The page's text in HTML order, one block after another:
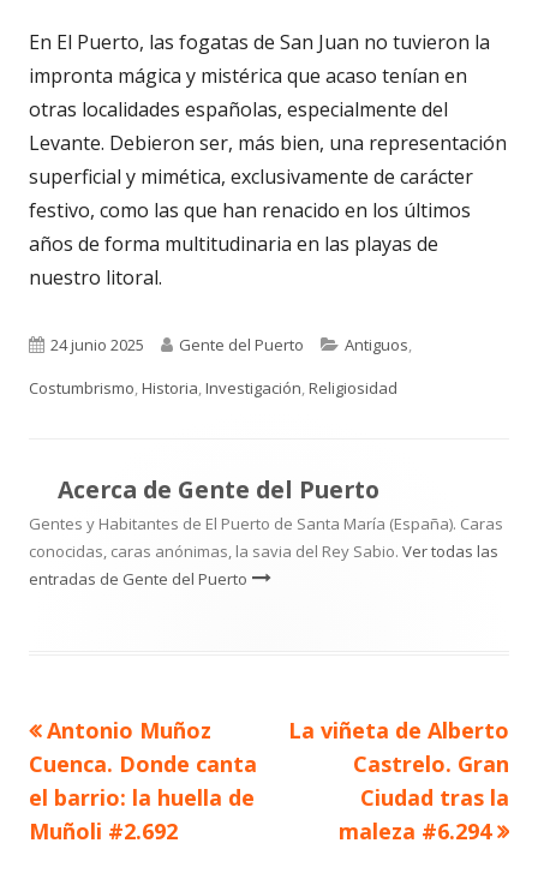
En El Puerto, las fogatas de San Juan no tuvieron la
impronta mágica y mistérica que acaso tenían en
otras localidades españolas, especialmente del
Levante. Debieron ser, más bien, una representación
superficial y mimética, exclusivamente de carácter
festivo, como las que han renacido en los últimos
años de forma multitudinaria en las playas de
nuestro litoral.
Publicado
el
24 junio 2025 Autor
Gente del Puerto Categorías
Antiguos,
Costumbrismo,Historia,Investigación,Religiosidad
Acerca de Gente del Puerto
Gentes y Habitantes de El Puerto de Santa María (España). Caras
conocidas, caras anónimas, la savia del Rey Sabio. Ver todas las
entradas de Gente del Puerto
Navegación
de
entradas
Artículo
anterior
Antonio Muñoz
Cuenca. Donde canta
el barrio: la huella de
Muñoli #2.692
Artículo
siguiente
La viñeta de Alberto
Castrelo. Gran
Ciudad tras la
maleza #6.294